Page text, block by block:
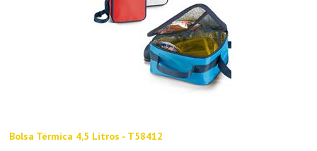
Bolsa Térmica 4,5 Litros - T58412